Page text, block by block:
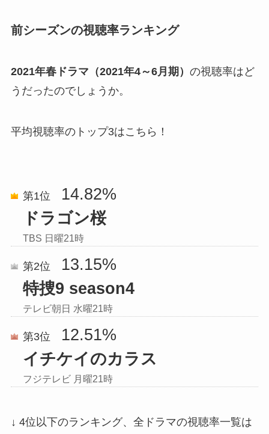
前シーズンの視聴率ランキング
2021年春ドラマ（2021年4～6月期） の視聴率はど
うだったのでしょうか。
平均視聴率のトップ3はこちら！
第1位
14.82%
ドラゴン桜
TBS 日曜21時
第2位
13.15%
特捜9 season4
テレビ朝日 水曜21時
第3位
12.51%
イチケイのカラス
フジテレビ 月曜21時
↓ 4位以下のランキング、全ドラマの視聴率一覧は